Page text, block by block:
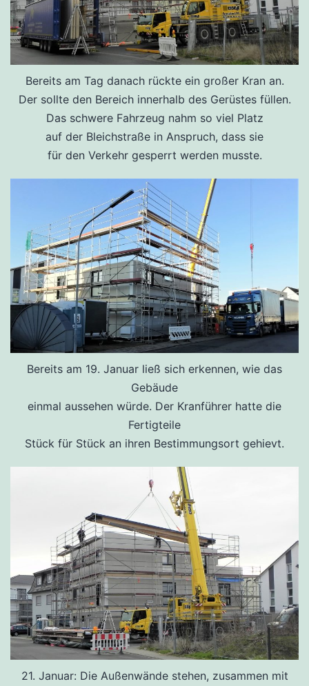
Bereits am Tag danach rückte ein großer Kran an.
Der sollte den Bereich innerhalb des Gerüstes füllen.
Das schwere Fahrzeug nahm so viel Platz
auf der Bleichstraße in Anspruch, dass sie
für den Verkehr gesperrt werden musste.
Bereits am 19. Januar ließ sich erkennen, wie das
Gebäude
einmal aussehen würde. Der Kranführer hatte die
Fertigteile
Stück für Stück an ihren Bestimmungsort gehievt.
21. Januar: Die Außenwände stehen, zusammen mit